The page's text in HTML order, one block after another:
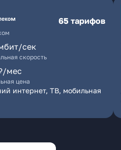
65 тарифов
сек
скорость
мес
цена
интернет, ТВ, мобильная